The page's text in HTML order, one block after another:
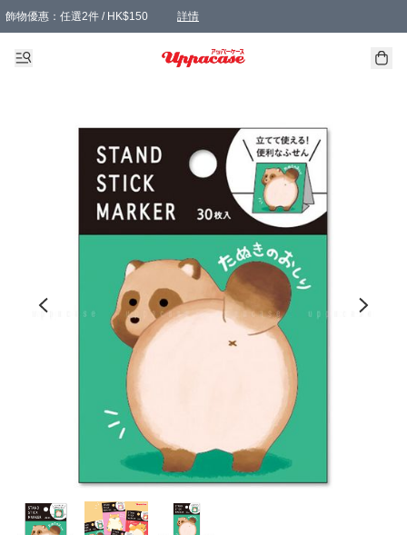
飾物優惠：任選2件 / HK$150 詳情
髮飾優惠：任選2件 / HK$100 詳情
精選襪子優惠：任選3對 / HK$115 詳情
滿額免運：本地訂單滿港幣350元可享免運費優惠